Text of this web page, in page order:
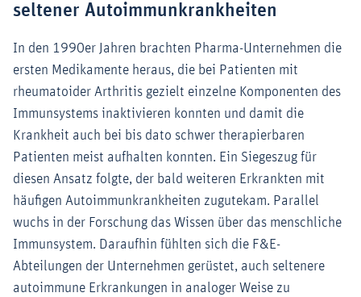
seltener Autoimmunkrankheiten
In den 1990er Jahren brachten Pharma-Unternehmen die
ersten Medikamente heraus, die bei Patienten mit
rheumatoider Arthritis gezielt einzelne Komponenten des
Immunsystems inaktivieren konnten und damit die
Krankheit auch bei bis dato schwer therapierbaren
Patienten meist aufhalten konnten. Ein Siegeszug für
diesen Ansatz folgte, der bald weiteren Erkrankten mit
häufigen Autoimmunkrankheiten zugutekam. Parallel
wuchs in der Forschung das Wissen über das menschliche
Immunsystem. Daraufhin fühlten sich die F&E-
Abteilungen der Unternehmen gerüstet, auch seltenere
autoimmune Erkrankungen in analoger Weise zu